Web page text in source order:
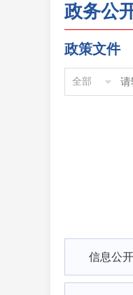
政务公
政策文件
信息公